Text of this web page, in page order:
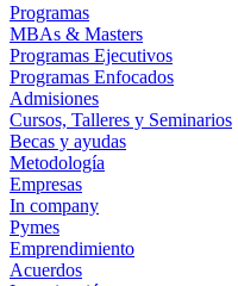
Programas
MBAs & Masters
Programas Ejecutivos
Programas Enfocados
Admisiones
Cursos, Talleres y Seminarios
Becas y ayudas
Metodología
Empresas
In company
Pymes
Emprendimiento
Acuerdos